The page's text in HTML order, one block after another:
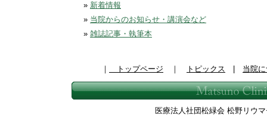
» 新着情報
» 当院からのお知らせ・講演会など
» 雑誌記事・執筆本
｜ トップページ ｜ トピックス 当院
医療法人社団松緑会 松野リウ